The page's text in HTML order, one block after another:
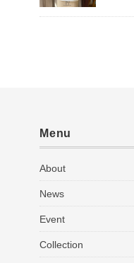
Menu
About
News
Event
Collection